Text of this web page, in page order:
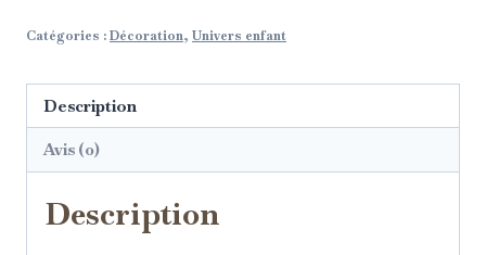
Catégories :Décoration, Univers enfant
Description
Avis (0)
Description